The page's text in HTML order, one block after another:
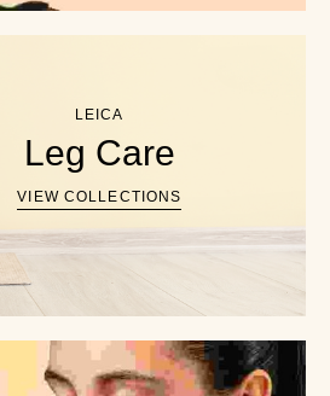
LEICA
Leg Care
VIEW COLLECTIONS